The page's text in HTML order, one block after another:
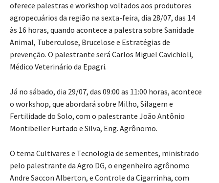
oferece palestras e workshop voltados aos produtores
agropecuários da região na sexta-feira, dia 28/07, das 14
às 16 horas, quando acontece a palestra sobre Sanidade
Animal, Tuberculose, Brucelose e Estratégias de
prevenção. O palestrante será Carlos Miguel Cavichioli,
Médico Veterinário da Epagri.
Já no sábado, dia 29/07, das 09:00 as 11:00 horas, acontece
o workshop, que abordará sobre Milho, Silagem e
Fertilidade do Solo, com o palestrante João Antônio
Montibeller Furtado e Silva, Eng. Agrônomo.
O tema Cultivares e Tecnologia de sementes, ministrado
pelo palestrante da Agro DG, o engenheiro agrônomo
Andre Saccon Alberton, e Controle da Cigarrinha, com